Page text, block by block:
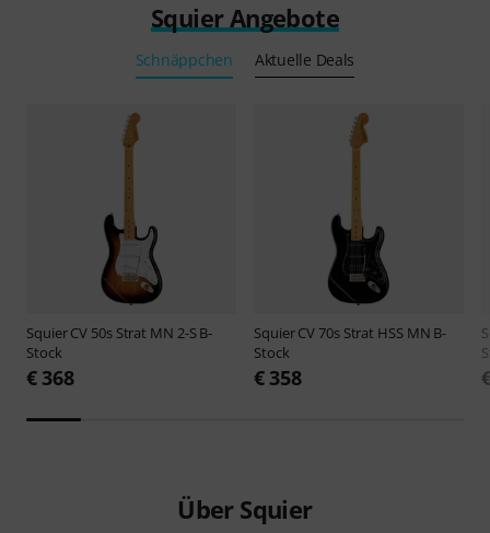
Squier Angebote
Schnäppchen Aktuelle Deals
SquierCV 50s Strat MN 2-S B-
Stock
€ 368
SquierCV 70s Strat HSS MN B-
Stock
€ 358
Über Squier